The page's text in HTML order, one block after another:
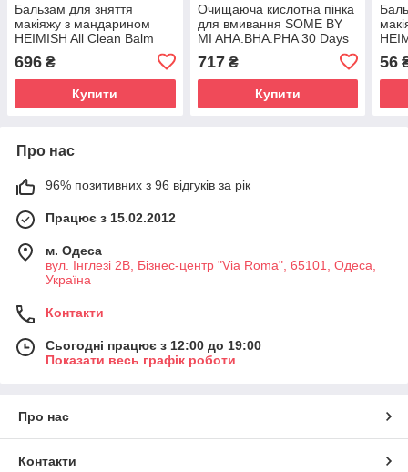
Бальзам для зняття
макіяжу з мандарином
HEIMISH All Clean Balm
696 ₴
Купити
Очищаюча кислотна пінка
для вмивання SOME BY
MI AHA.BHA.PHA 30 Days
Miracle Acne Clear Foam
100ml
717₴
Купити
56
Про нас
96% позитивних з 96 відгуків за рік
Працює з 15.02.2012
м. Одеса
вул. Інглезі 2В, Бізнес-центр "Via Roma", 65101, Одеса,
Україна
Контакти
Сьогодні працює з 12:00 до 19:00
Показати весь графік роботи
Про нас
Контакти